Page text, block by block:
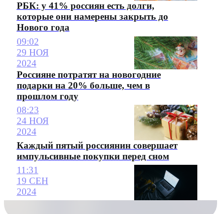
РБК: у 41% россиян есть долги,
которые они намерены закрыть до
Нового года
09:02
29 НОЯ
2024
Россияне потратят на новогодние
подарки на 20% больше, чем в
прошлом году
08:23
24 НОЯ
2024
Каждый пятый россиянин совершает
импульсивные покупки перед сном
11:31
19 СЕН
2024